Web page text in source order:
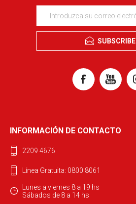
SUBSCRIBE
INFORMACIÓN DE CONTACTO
2209 4676
Línea Gratuita: 0800 8061
Lunes a viernes 8 a 19 hs
Sábados de 8 a 14 hs